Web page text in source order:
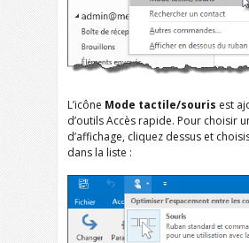
L’icône Mode tactile/souris est
d’outils Accès rapide. Pour choisir
d’affichage, cliquez dessus et
dans la liste :